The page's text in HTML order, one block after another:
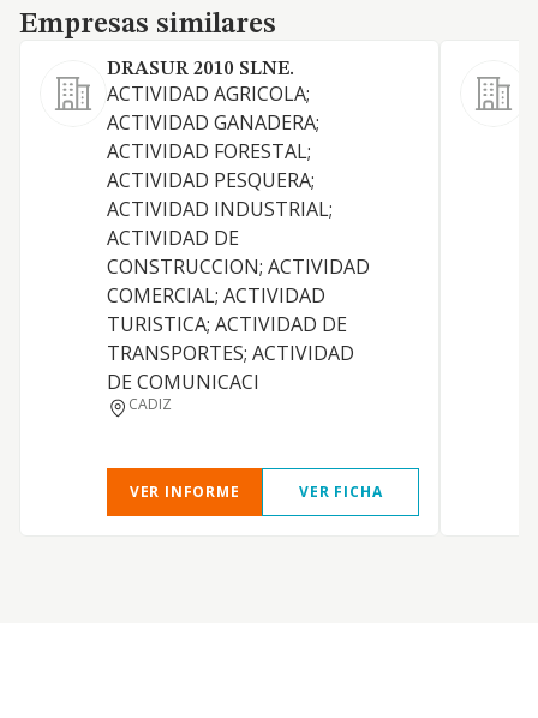
Empresas similares
Empresas similares
DRASUR 2010 SLNE.
ACTIVIDAD AGRICOLA;
ACTIVIDAD GANADERA;
ACTIVIDAD FORESTAL;
ACTIVIDAD PESQUERA;
ACTIVIDAD INDUSTRIAL;
ACTIVIDAD DE
CONSTRUCCION; ACTIVIDAD
COMERCIAL; ACTIVIDAD
TURISTICA; ACTIVIDAD DE
TRANSPORTES; ACTIVIDAD
DE COMUNICACI
CADIZ
VER INFORME VER FICHA